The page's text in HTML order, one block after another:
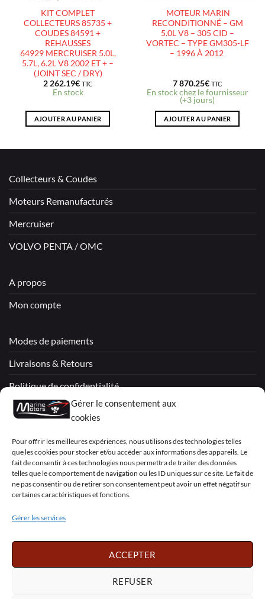
Gérer le consentement aux
cookies
Pour offrir les meilleures expériences, nous utilisons des technologies telles
que les cookies pour stocker et/ou accéder aux informations des appareils. Le
fait de consentir à ces technologies nous permettra de traiter des données
telles que le comportement de navigation ou les ID uniques sur ce site. Le fait de
ne pas consentir ou de retirer son consentement peut avoir un effet négatif sur
certaines caractéristiques et fonctions.
Gérer les services
ACCEPTER
REFUSER
KIT COMPLET
COLLECTEURS 85735 +
COUDES 84591 +
REHAUSSES
64929 MERCRUISER 5.0L,
5.7L, 6.2L V8 2002 ET + –
(JOINT SEC / DRY)
2 262.19€ TTC
En stock
AJOUTER AU PANIER
MOTEUR MARIN
RECONDITIONNÉ – GM
5.0L V8 – 305 CID –
VORTEC – TYPE GM305-LF
– 1996 À 2012
7 870.25€ TTC
En stock chez le fournisseur
(+3 jours)
AJOUTER AU PANIER
Collecteurs & Coudes
Moteurs Remanufacturés
Mercruiser
VOLVO PENTA / OMC
A propos
Mon compte
Modes de paiements
Livraisons & Retours
Politique de confidentialité
Mentions légales
Déclaration de confidentialité (UE)
Visa PayPal
English Deutsch